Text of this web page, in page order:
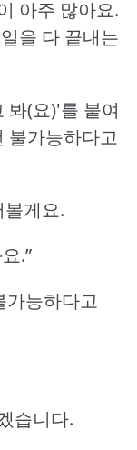
아주 많아요.
을 다 끝내는
봐(요)'를 붙여
불가능하다고
게요.
.”
가능하다고
습니다.